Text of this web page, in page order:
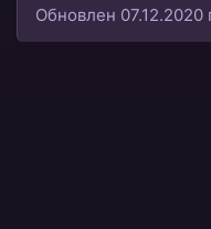
Обновлен 07.12.2020